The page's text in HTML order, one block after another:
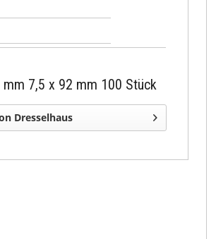
7,5 x 92 mm 100 Stück
Dresselhaus